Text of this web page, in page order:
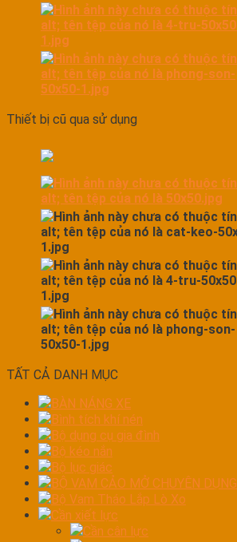
Thiết bị cũ qua sử dụng
TẤT CẢ DANH MỤC
BÀN NÁNG XE
Bình tích khí nén
Bộ dụng cụ gia đình
Bộ kéo nắn
Bộ lục giác
BỘ VAM CẢO MỞ CHUYÊN DỤNG
Bộ Vam Tháo Lắp Lò Xo
Cần xiết lực
Cần cân lực